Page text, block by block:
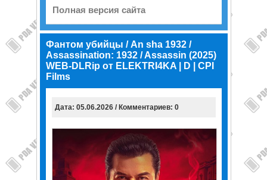
Полная версия сайта
Фантом убийцы / An sha 1932 /
Assassination: 1932 / Assassin (2025)
WEB-DLRip от ELEKTRI4KA | D | CPI
Films
Дата: 05.06.2026 / Комментариев: 0